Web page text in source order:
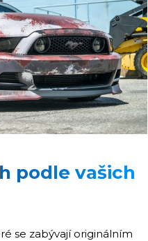
podle vašich
se zabývají originálním